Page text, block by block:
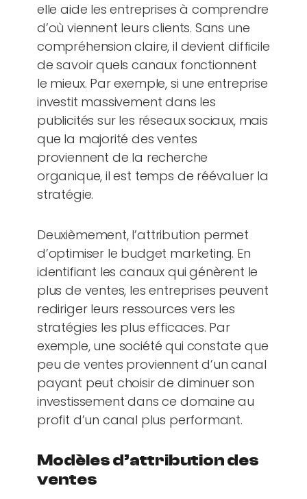
elle aide les entreprises à comprendre
d’où viennent leurs clients. Sans une
compréhension claire, il devient difficile
de savoir quels canaux fonctionnent
le mieux. Par exemple, si une entreprise
investit massivement dans les
publicités sur les réseaux sociaux, mais
que la majorité des ventes
proviennent de la recherche
organique, il est temps de réévaluer la
stratégie.
Deuxièmement, l’attribution permet
d’optimiser le budget marketing. En
identifiant les canaux qui génèrent le
plus de ventes, les entreprises peuvent
rediriger leurs ressources vers les
stratégies les plus efficaces. Par
exemple, une société qui constate que
peu de ventes proviennent d’un canal
payant peut choisir de diminuer son
investissement dans ce domaine au
profit d’un canal plus performant.
Modèles d’attribution des
ventes